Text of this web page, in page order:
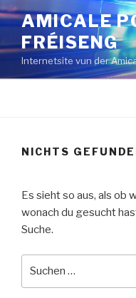
Zum
Inhalt
springen
AMICALE
FRÉISENG
Internetsite vun der
NICHTS
Es sieht so aus, als ob
wonach du gesucht
Suche.